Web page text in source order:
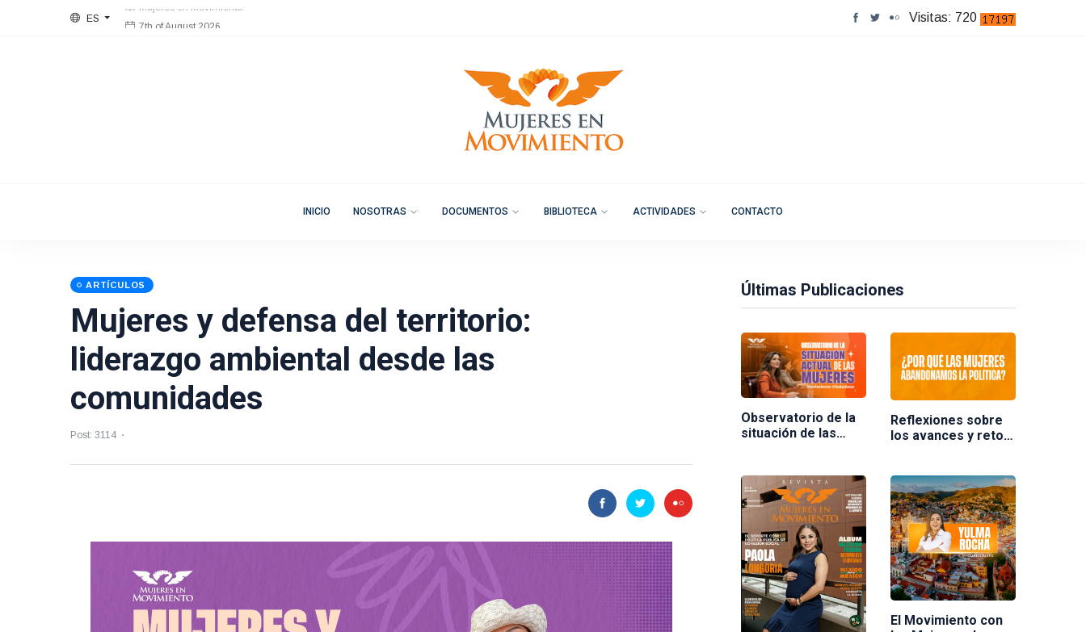
ES Visitas: 720
INICIO NOSOTRAS DOCUMENTOS BIBLIOTECA ACTIVIDADES CONTACTO
ARTÍCULOS
Mujeres y defensa del territorio:
liderazgo ambiental desde las
comunidades
Post: 3114
Últimas Publicaciones
Observatorio de la
situación de las
Ciudadano
Reflexiones sobre
los avances y retos
Ponente Nuria
Varela
El Movimiento con